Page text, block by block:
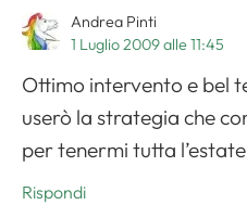
Andrea Pinti
1 Luglio 2009 alle 11:45
Ottimo intervento e bel
userò la strategia che
per tenermi tutta
Rispondi